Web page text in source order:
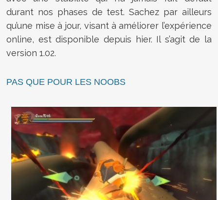
durant nos phases de test. Sachez par ailleurs
qu’une mise à jour, visant à améliorer l’expérience
online, est disponible depuis hier. Il s’agit de la
version 1.02.
PAS QUE POUR LES NOOBS